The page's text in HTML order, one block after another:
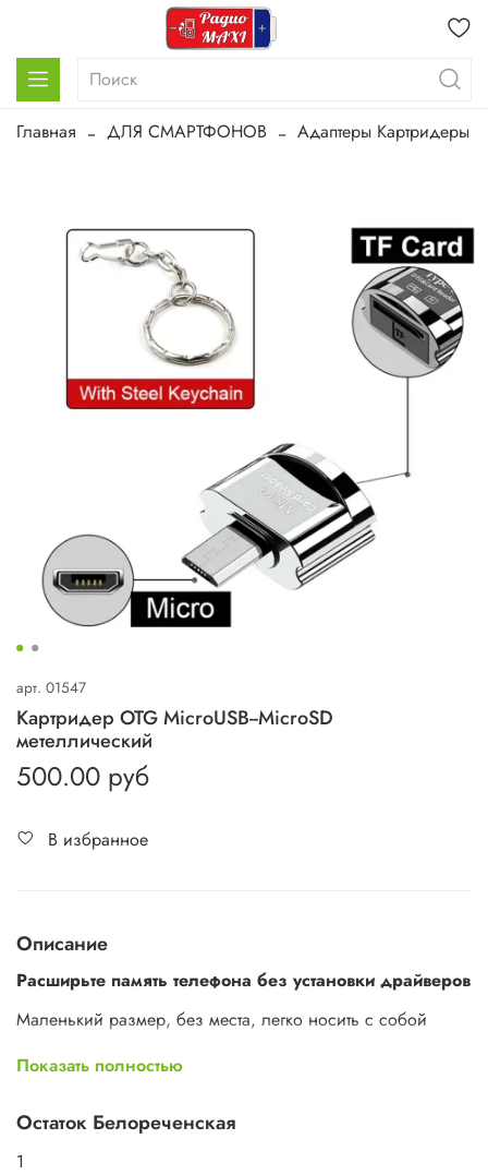
Главная ДЛЯ СМАРТФОНОВ Адаптеры Картридеры
арт. 01547
Картридер OTG MicroUSB--MicroSD
метеллический
500.00 руб
В избранное
Описание
Расширьте память телефона без установки драйверов
Маленький размер, без места, легко носить с собой
Поддержка интерфейса OTG MicroUSB
Материал: металл
Показать полностью
Остаток Белореченская
1